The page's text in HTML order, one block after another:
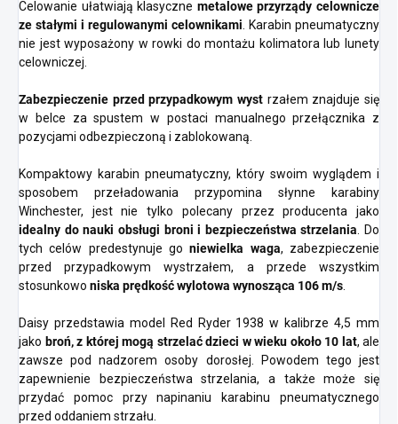
Celowanie ułatwiają klasyczne metalowe przyrządy celownicze
ze stałymi i regulowanymi celownikami . Karabin pneumatyczny
nie jest wyposażony w rowki do montażu kolimatora lub lunety
celowniczej.
Zabezpieczenie przed przypadkowym wyst rzałem znajduje się
w belce za spustem w postaci manualnego przełącznika z
pozycjami odbezpieczoną i zablokowaną.
Kompaktowy karabin pneumatyczny, który swoim wyglądem i
sposobem przeładowania przypomina słynne karabiny
Winchester, jest nie tylko polecany przez producenta jako
idealny do nauki obsługi broni i bezpieczeństwa strzelania . Do
tych celów predestynuje goniewielka waga, zabezpieczenie
przed przypadkowym wystrzałem, a przede wszystkim
stosunkowo niska prędkość wylotowa wynosząca 106 m/s
Daisy przedstawia model Red Ryder 1938 w kalibrze 4,5 mm
jako broń, z której mogą strzelać dzieci w wieku około 10 lat, ale
zawsze pod nadzorem osoby dorosłej. Powodem tego jest
zapewnienie bezpieczeństwa strzelania, a także może się
przydać pomoc przy napinaniu karabinu pneumatycznego
przed oddaniem strzału.